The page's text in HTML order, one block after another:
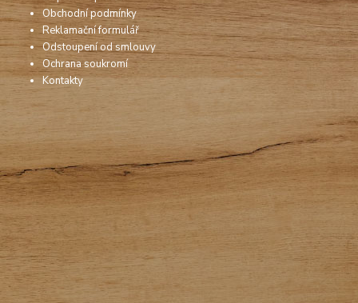
Obchodní podmínky
Reklamační formulář
Odstoupení od smlouvy
Ochrana soukromí
Kontakty